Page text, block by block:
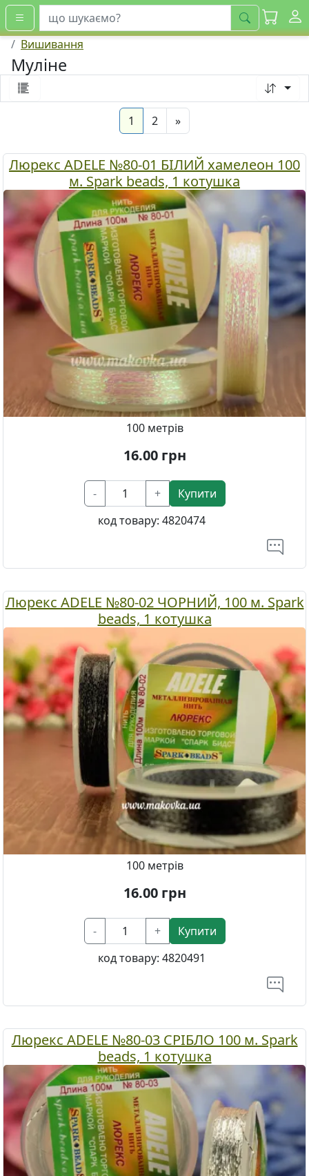
шукати
Вишивання
Муліне
1 (current)
2 »Next
Люрекс ADELE №80-01 БІЛИЙ хамелеон 100
м. Spark beads, 1 котушка
100 метрів
16.00грн
- +
Купити
код товару: 4820474
Люрекс ADELE №80-02 ЧОРНИЙ, 100 м. Spark
beads, 1 котушка
100 метрів
16.00грн
- +
Купити
код товару: 4820491
Люрекс ADELE №80-03 СРІБЛО 100 м. Spark
beads, 1 котушка